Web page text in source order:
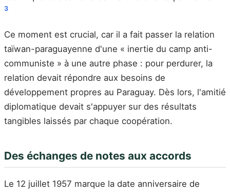
3
Ce moment est crucial, car il a fait passer la relation
taïwan-paraguayenne d'une « inertie du camp anti-
communiste » à une autre phase : pour perdurer, la
relation devait répondre aux besoins de
développement propres au Paraguay. Dès lors, l'amitié
diplomatique devait s'appuyer sur des résultats
tangibles laissés par chaque coopération.
Des échanges de notes aux accords
Le 12 juillet 1957 marque la date anniversaire de